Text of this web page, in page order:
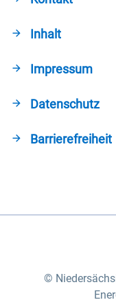
Inhalt
Impressum
Datenschutz
Barrierefreiheit